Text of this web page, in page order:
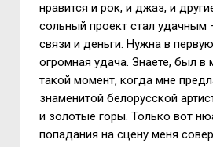
нравится и рок, и джаз, и
сольный проект стал удачным
связи и деньги. Нужна в
огромная удача. Знаете, был в
такой момент, когда мне
знаменитой белорусской
и золотые горы. Только вот
попадания на сцену меня